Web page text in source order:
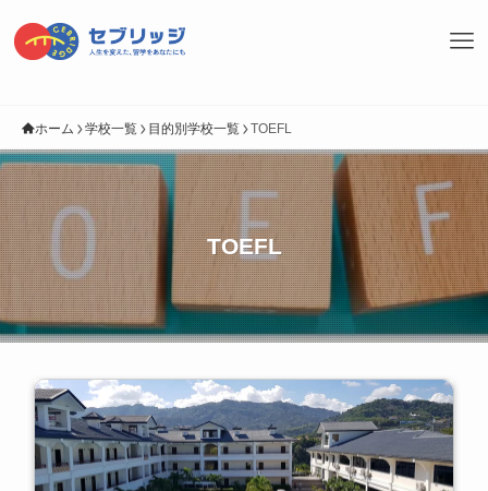
ホーム 学校一覧 目的別学校一覧 TOEFL
TOEFL